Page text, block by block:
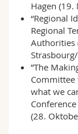
Hagen
“Regional
Regional
Authorities
”The
what we
(28.